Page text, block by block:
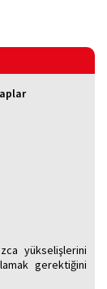
yükselişlerini
gerektiğini